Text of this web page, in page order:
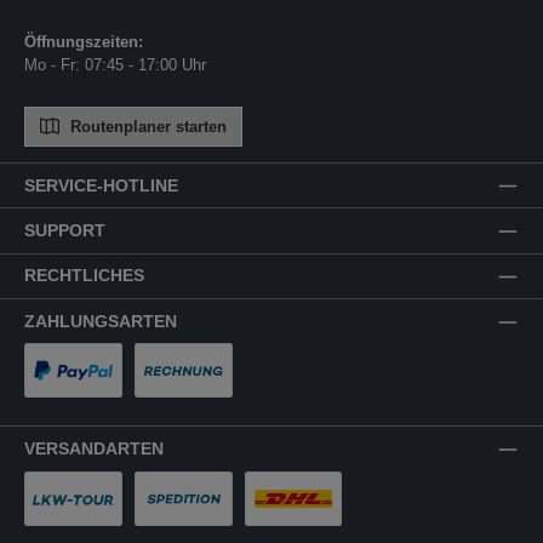
SERVICE-HOTLINE
SUPPORT
RECHTLICHES
ZAHLUNGSARTEN
VERSANDARTEN
Öffnungszeiten:
Mo - Fr: 07:45 - 17:00 Uhr
Routenplaner starten